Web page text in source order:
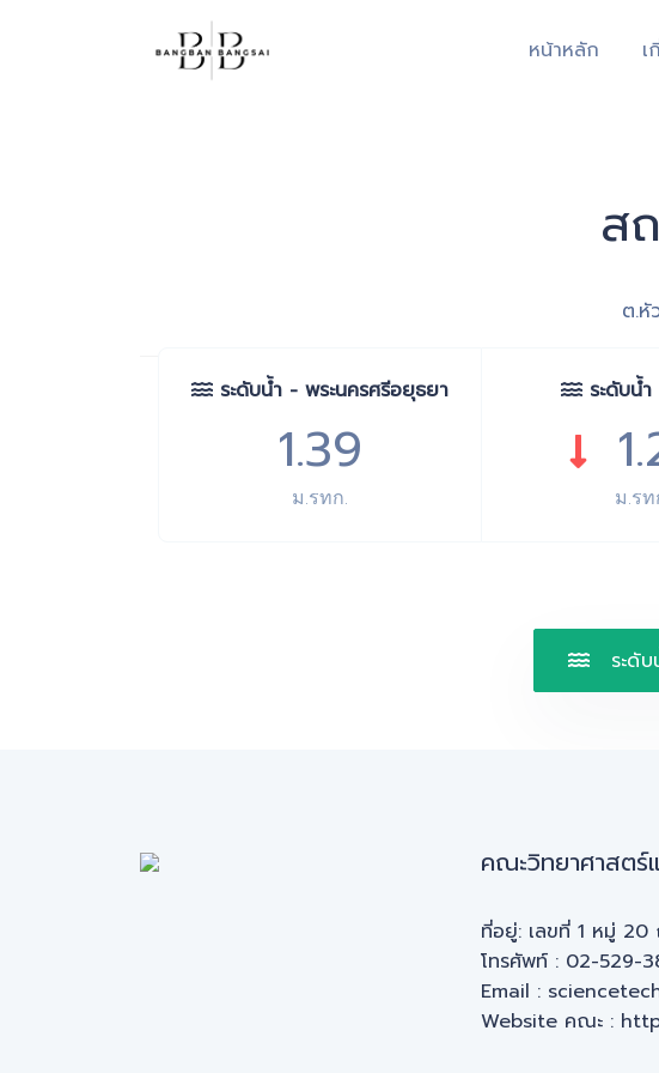
หน้าหลัก เ
ส
ต.หั
ระดับน้ำ - พระนครศรีอยุธยา
1.39
ม.รทก.
ระดับน้
ม.รท
ระดั
คณะวิทยาศาสตร์
ที่อยู่: เลขที่ 1 หมู่
โทรศัพท์ : 02-529-
Email :
Website คณะ :